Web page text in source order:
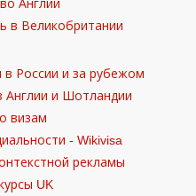
в Великобритании
России и за рубежом
Англии и Шотландии
визам
- Wikivisa
рекламы
UK